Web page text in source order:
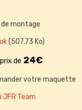
montage
(507.73 Ko)
de 24€
votre maquette
JFR Team